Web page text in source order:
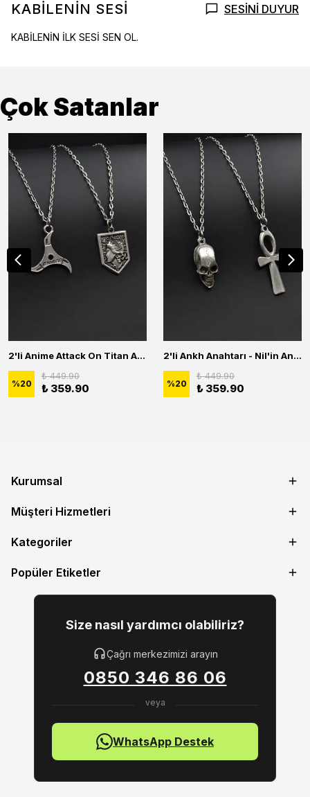
KABİLENİN SESİ SESİNİ DUYUR
KABİLENİN İLK SESİ SEN OL.
Çok Satanlar
2'li Anime Attack On Titan Acrylic Maria Anime Naruto Erkek Kadın Kolye Seti
%20
₺ 449.90
₺ 359.90
2'li Ankh Anahtarı - Nil'in Anahtarı - Kuru Kafa Erkek Kadın Kolye Seti
%20
₺ 449.90
₺ 359.90
Kurumsal
Müşteri Hizmetleri
Kategoriler
Popüler Etiketler
Size nasıl yardımcı olabiliriz?
Çağrı merkezimizi arayın
0850 346 86 06
WhatsApp Destek